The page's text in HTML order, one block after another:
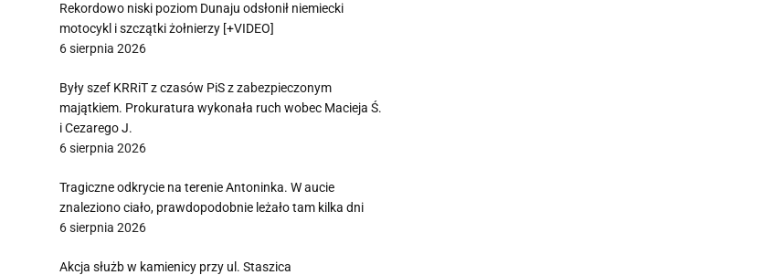
Rekordowo niski poziom Dunaju odsłonił niemiecki
motocykl i szczątki żołnierzy [+VIDEO]
6 sierpnia 2026
Były szef KRRiT z czasów PiS z zabezpieczonym
majątkiem. Prokuratura wykonała ruch wobec Macieja Ś.
i Cezarego J.
6 sierpnia 2026
Tragiczne odkrycie na terenie Antoninka. W aucie
znaleziono ciało, prawdopodobnie leżało tam kilka dni
6 sierpnia 2026
Akcja służb w kamienicy przy ul. Staszica